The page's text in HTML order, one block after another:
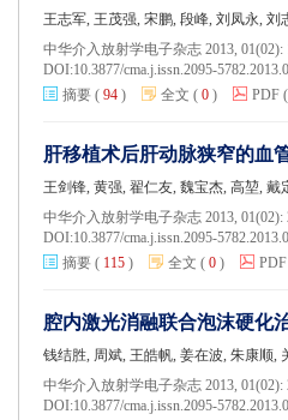
王志军, 王茂强, 宋鹏, 段峰, 刘凤永, 刘
中华介入放射学电子杂志 2013, 01(02):
DOI:10.3877/cma.j.issn.2095-
摘要 ( 94 ) 全文 ( 0 ) PDF (
肝移植术后肝动脉狭窄的血
王剑锋, 黄强, 翟仁友, 魏宝杰, 高堃, 戴
中华介入放射学电子杂志 2013, 01(02):
DOI:10.3877/cma.j.issn.2095-
摘要 ( 115 ) 全文 ( 0 ) PDF
腔内激光消融联合泡沫硬化
钱结胜, 周斌, 王皓帆, 姜在波, 朱康顺,
中华介入放射学电子杂志 2013, 01(02):
DOI:10.3877/cma.j.issn.2095-